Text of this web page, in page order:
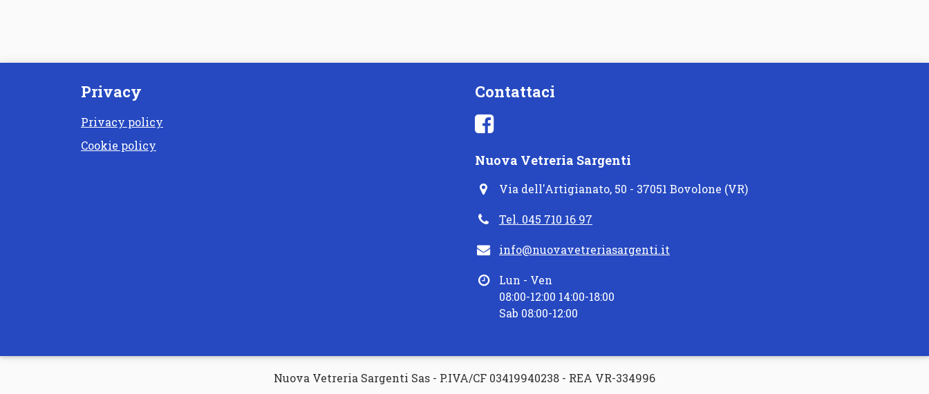
Privacy
Privacy policy
Cookie policy
Contattaci
Nuova Vetreria Sargenti
Via dell'Artigianato, 50 - 37051 Bovolone (VR)
Tel. 045 710 16 97
info@nuovavetreriasargenti.it
Lun - Ven
08:00-12:00 14:00-18:00
Sab 08:00-12:00
Nuova Vetreria Sargenti Sas - P.IVA/CF 03419940238 - REA VR-334996